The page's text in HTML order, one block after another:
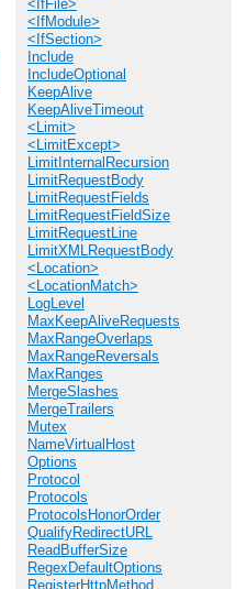
<IfFile>
<IfModule>
<IfSection>
Include
IncludeOptional
KeepAlive
KeepAliveTimeout
<Limit>
<LimitExcept>
LimitInternalRecursion
LimitRequestBody
LimitRequestFields
LimitRequestFieldSize
LimitRequestLine
LimitXMLRequestBody
<Location>
<LocationMatch>
LogLevel
MaxKeepAliveRequests
MaxRangeOverlaps
MaxRangeReversals
MaxRanges
MergeSlashes
MergeTrailers
Mutex
NameVirtualHost
Options
Protocol
Protocols
ProtocolsHonorOrder
QualifyRedirectURL
ReadBufferSize
RegexDefaultOptions
RegisterHttpMethod